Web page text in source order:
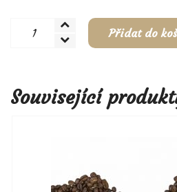
Vietnam
Přidat do
Související